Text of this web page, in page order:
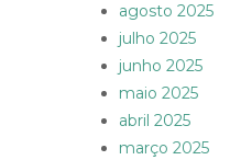
agosto 2025
julho 2025
junho 2025
maio 2025
abril 2025
março 2025